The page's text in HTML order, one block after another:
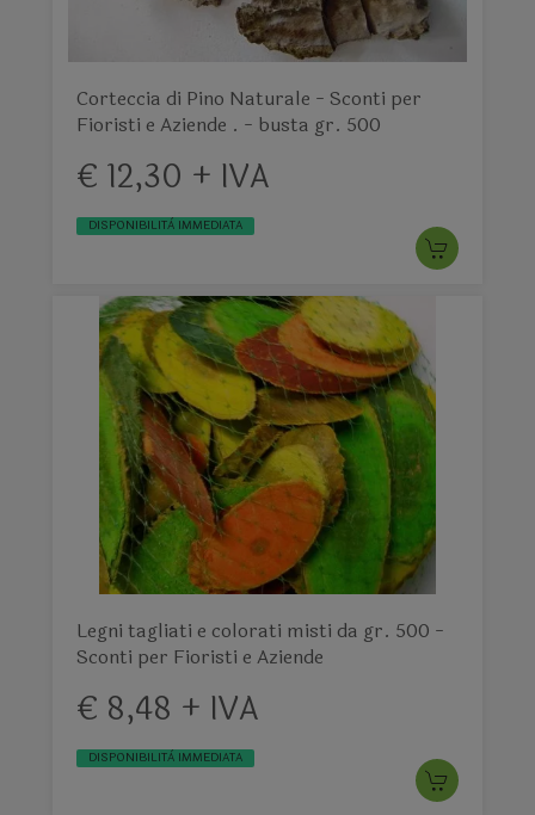
Corteccia di Pino Naturale - Sconti per
Fioristi e Aziende . - busta gr. 500
€ 12,30 + IVA
DISPONIBILITÀ IMMEDIATA
Legni tagliati e colorati misti da gr. 500 -
Sconti per Fioristi e Aziende
€ 8,48 + IVA
DISPONIBILITÀ IMMEDIATA